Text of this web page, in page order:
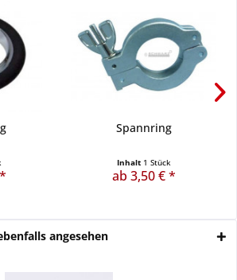
Spannring
Inhalt 1 Stück
ab 3,50 € *
angesehen